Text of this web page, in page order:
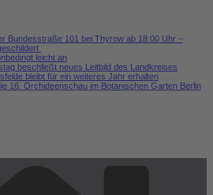
Bundesstraße 101 bei Thyrow ab 18:00 Uhr –
leicht an
beschließt neues Leitbild des Landkreises
bleibt für ein weiteres Jahr erhalten
16. Orchideenschau im Botanischen Garten Berlin